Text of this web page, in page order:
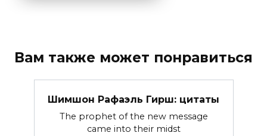
Вам также может понравиться
Шимшон Рафаэль Гирш: цитаты
The prophet of the new message
came into their midst